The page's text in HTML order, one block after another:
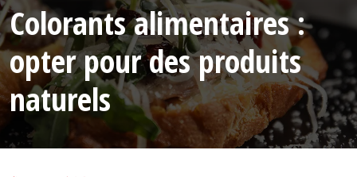
Colorants alimentaires :
opter pour des produits
naturels